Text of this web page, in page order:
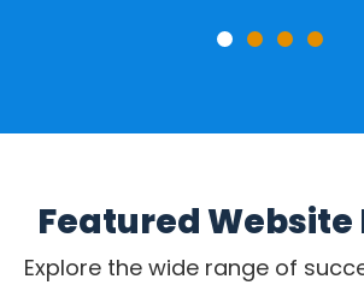
Featured Website
Explore the wide range of